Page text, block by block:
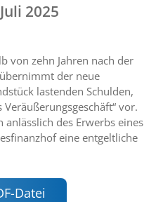
2025
von zehn Jahren nach der
der neue
lastenden Schulden,
vor.
des Erwerbs eines
eine entgeltliche
Datei